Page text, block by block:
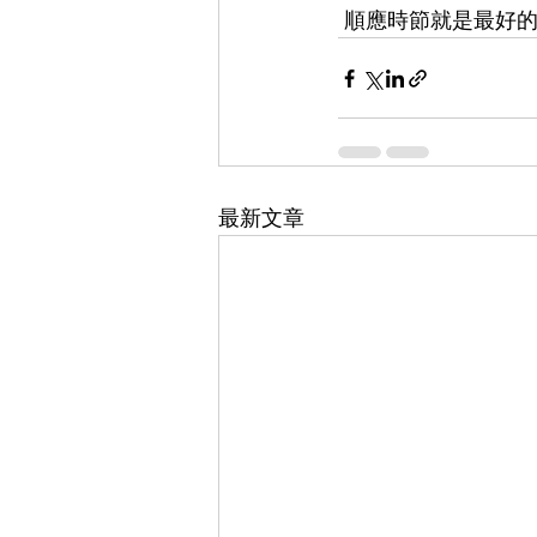
順應時節就是最好
最新文章